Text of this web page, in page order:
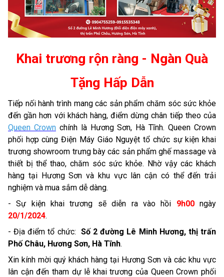
Khai trương rộn ràng - Ngàn Quà
Tặng Hấp Dẫn
Tiếp nối hành trình mang các sản phẩm chăm sóc sức khỏe
đến gần hơn với khách hàng, điểm dừng chân tiếp theo của
Queen Crownchính là Hương Sơn, Hà Tĩnh. Queen Crown
phối hợp cùng Điện Máy Giáo Nguyệt tổ chức sự kiện khai
trương showroom trưng bày các sản phẩm ghế massage và
thiết bị thể thao, chăm sóc sức khỏe. Nhờ vậy các khách
hàng tại Hương Sơn và khu vực lân cận có thể đến trải
nghiệm và mua sắm dễ dàng.
- Sự kiện khai trương sẽ diễn ra vào hồi
9h00ngày
20/1/2024.
- Địa điểm tổ chức: Số 2 đường Lê Minh Hương, thị trấn
Phố Châu, Hương Sơn, Hà Tĩnh.
Xin kính mời quý khách hàng tại Hương Sơn và các khu vực
lân cận đến tham dự lễ khai trương của Queen Crown phối